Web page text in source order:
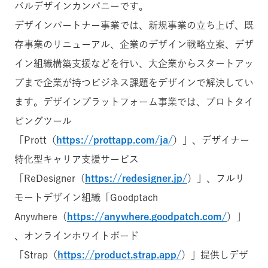
バルデザインカンパニーです。
デザインパートナー事業では、新規事業の立ち上げ、既
存事業のリニューアル、企業のデザイン戦略立案、デザ
イン組織構築支援などを行い、大企業からスタートアッ
プまで企業が持つビジネス課題をデザインで解決してい
ます。デザインプラットフォーム事業では、プロトタイ
ピングツール
「Prott（ https://prottapp.com/ja/）」、デザイナー
特化型キャリア支援サービス
「ReDesigner（ https://redesigner.jp/）」、フルリ
モートデザイン組織「Goodptach
Anywhere（ https://anywhere.goodpatch.com/）」
オンラインホワイトボード
「Strap（ https://product.strap.app/）」提供しデザ